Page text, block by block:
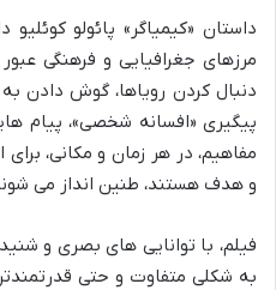
داستان «کیمیاگر» پائولو
مرزهای جغرافیایی و فرهنگی
دنبال کردن رویاها، گوش دادن
پیگیری «افسانه شخصی»، پیام
مفاهیم، در هر زمان و مکانی،
و هدف هستند، طنین انداز می
فیلم، با توانایی های بصری و
به شکلی متفاوت و حتی